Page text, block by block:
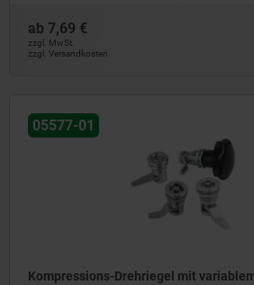
ab 7,69 €
zzgl. MwSt.
zzgl. Versandkosten
05577-01
Kompressions-Drehriegel mit